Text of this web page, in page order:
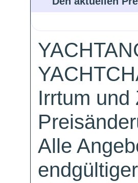
Irrtum und
Alle